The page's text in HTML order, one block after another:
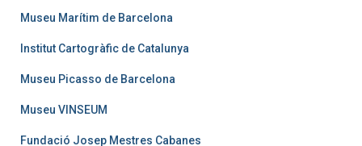
Museu Marítim de Barcelona
Institut Cartogràfic de Catalunya
Museu Picasso de Barcelona
Museu VINSEUM
Fundació Josep Mestres Cabanes